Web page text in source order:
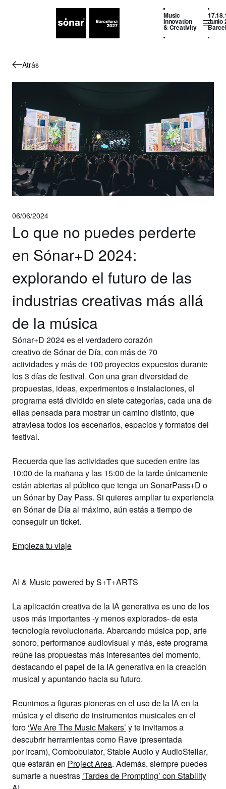
Music
Innovation
& Creativity
Junio
Atrás
06/06/2024
Lo que no puedes perderte
en Sónar+D 2024:
explorando el futuro de las
industrias creativas más allá
de la música
Sónar+D 2024es el verdaderocorazón
creativodeSónar de Día, con más de 70
actividadesy más de 100 proyectosexpuestos durante
los3 díasde festival. Con una gran diversidad de
propuestas, ideas, experimentos e instalaciones, el
programa está dividido en siete categorías, cada una de
ellas pensada para mostrar un camino distinto, que
atraviesa todos los escenarios, espacios y formatos del
festival.
Recuerda que las actividades que suceden entre las
10:00 de la mañana y las 15:00 de la tarde únicamente
están abiertas al público que tenga un SonarPass+D o
un Sónar by Day Pass. Si quieres ampliar tu experiencia
en Sónar de Día al máximo, aún estás a tiempo de
conseguir un ticket.
Empieza tu viaje
AI & Music powered by S+T+ARTS
Laaplicación creativa de la IA generativaes uno de los
usos más importantes -y menos explorados- de esta
tecnología revolucionaria. Abarcando música pop, arte
sonoro, performance audiovisual y más, este programa
reúne las propuestas más interesantes del momento,
destacando el papel de la IA generativa en la creación
musical y apuntando hacia su futuro.
Reunimos a figuras pioneras en el uso de la IA en la
música y el diseño de instrumentos musicales en el
foro ‘We Are The Music Makers’ y te invitamos a
descubrir herramientas como Rave (presentada
porIrcam), Combobulator, Stable Audio yAudioStellar,
que estarán en Project Area. Además, siempre puedes
sumarte a nuestras ‘Tardes de Prompting’ con Stability